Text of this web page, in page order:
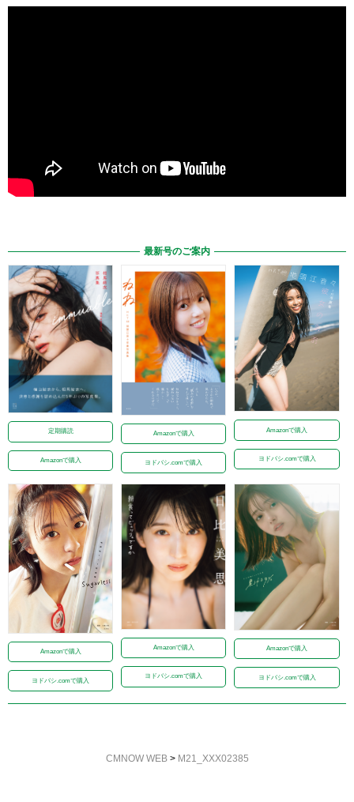
最新号のご案内
定期購読
Amazonで購入
Amazonで購入
ヨドバシ.comで購入
Amazonで購入
ヨドバシ.comで購入
Amazonで購入
ヨドバシ.comで購入
Amazonで購入
ヨドバシ.comで購入
Amazonで購入
ヨドバシ.comで購入
CMNOW WEB> M21_XXX02385